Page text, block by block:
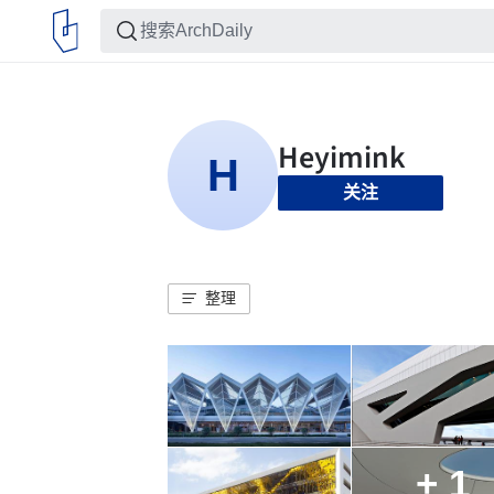
关注
整理
+ 1